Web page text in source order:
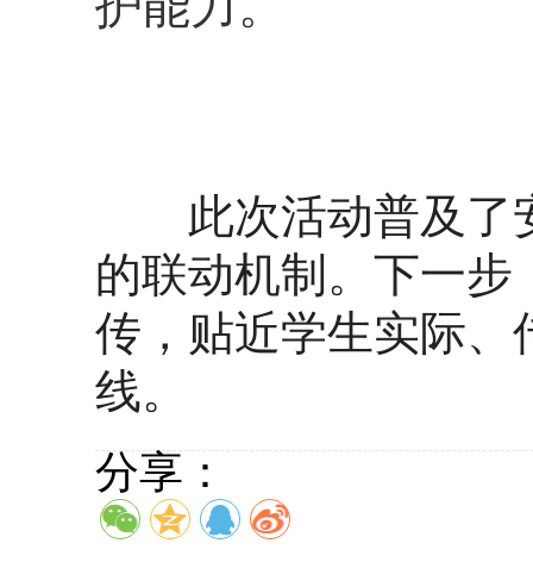
此次活动普及了
的联动机制。下一
传，贴近学生实际、
线。
分享：